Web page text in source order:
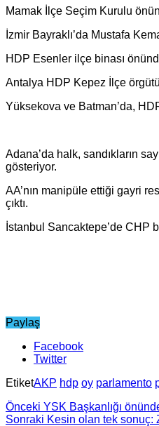
Mamak İlçe Seçim Kurulu
İzmir Bayraklı’da Mustafa
HDP Esenler ilçe binası
Antalya HDP Kepez İlçe
Yüksekova ve Batman’da,
Adana’da halk, sandıkların
gösteriyor.
AA’nın manipüle ettiği gayri
çıktı.
İstanbul Sancaktepe’de CHP
Paylaş
Facebook
Twitter
EtiketAKP hdp oy parlamento
Önceki YSK Başkanlığı
Sonraki Kesin olan tek sonuç: